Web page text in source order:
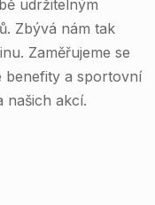
udržitelným
Zbývá nám tak
Zaměřujeme se
benefity a sportovní
našich akcí.